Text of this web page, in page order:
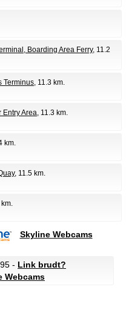
Boarding Area Ferry, 11.2
Terminus , 11.3 km.
Entry Area , 11.3 km.
km.
, 11.5 km.
Skyline Webcams
- Link brudt?
Webcams